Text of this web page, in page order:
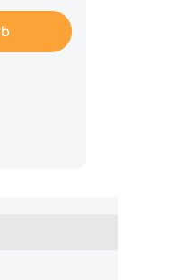
ein oder